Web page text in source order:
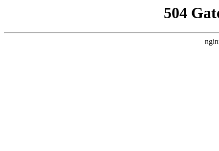
504